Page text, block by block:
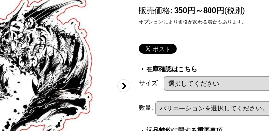
販売価格: 350円～800円 (税別)
オプションにより価格が変わる場合もあります。
在庫確認はこちら
サイズ::
数量: